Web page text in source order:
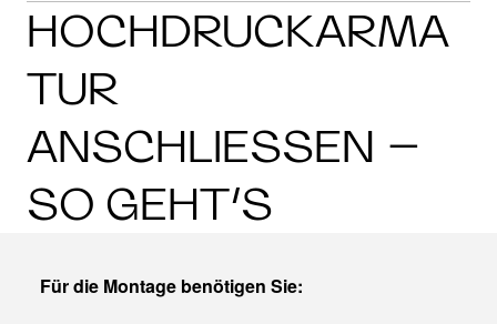
HOCHDRUCKARMA
TUR
ANSCHLIESSEN – S
O GEHT’S
Für die Montage benötigen Sie: